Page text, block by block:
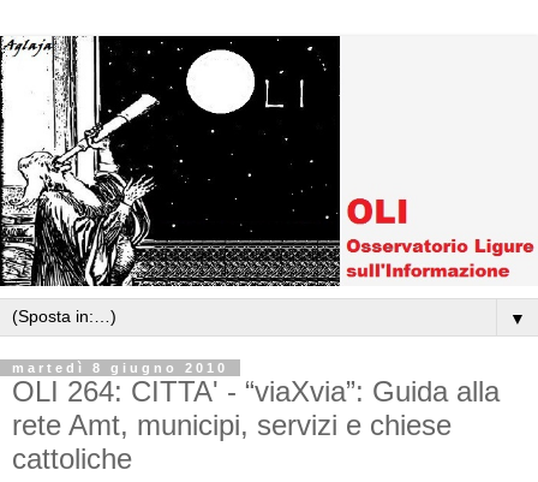
▼
martedì 8 giugno 2010
OLI 264: CITTA' - “viaXvia”: Guida alla
rete Amt, municipi, servizi e chiese
cattoliche